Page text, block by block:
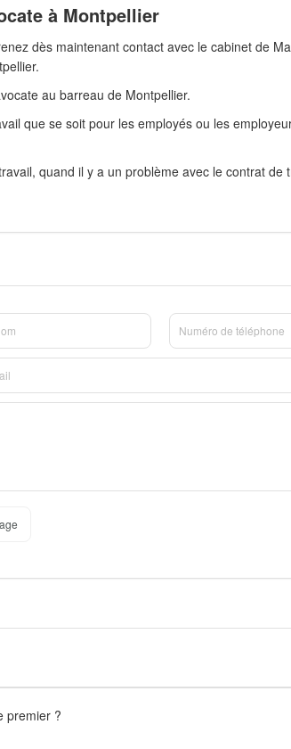
à Montpellier
dès maintenant contact avec le cabinet de
au barreau de Montpellier.
que se soit pour les employés ou les
quand il y a un problème avec le contrat de
premier ?